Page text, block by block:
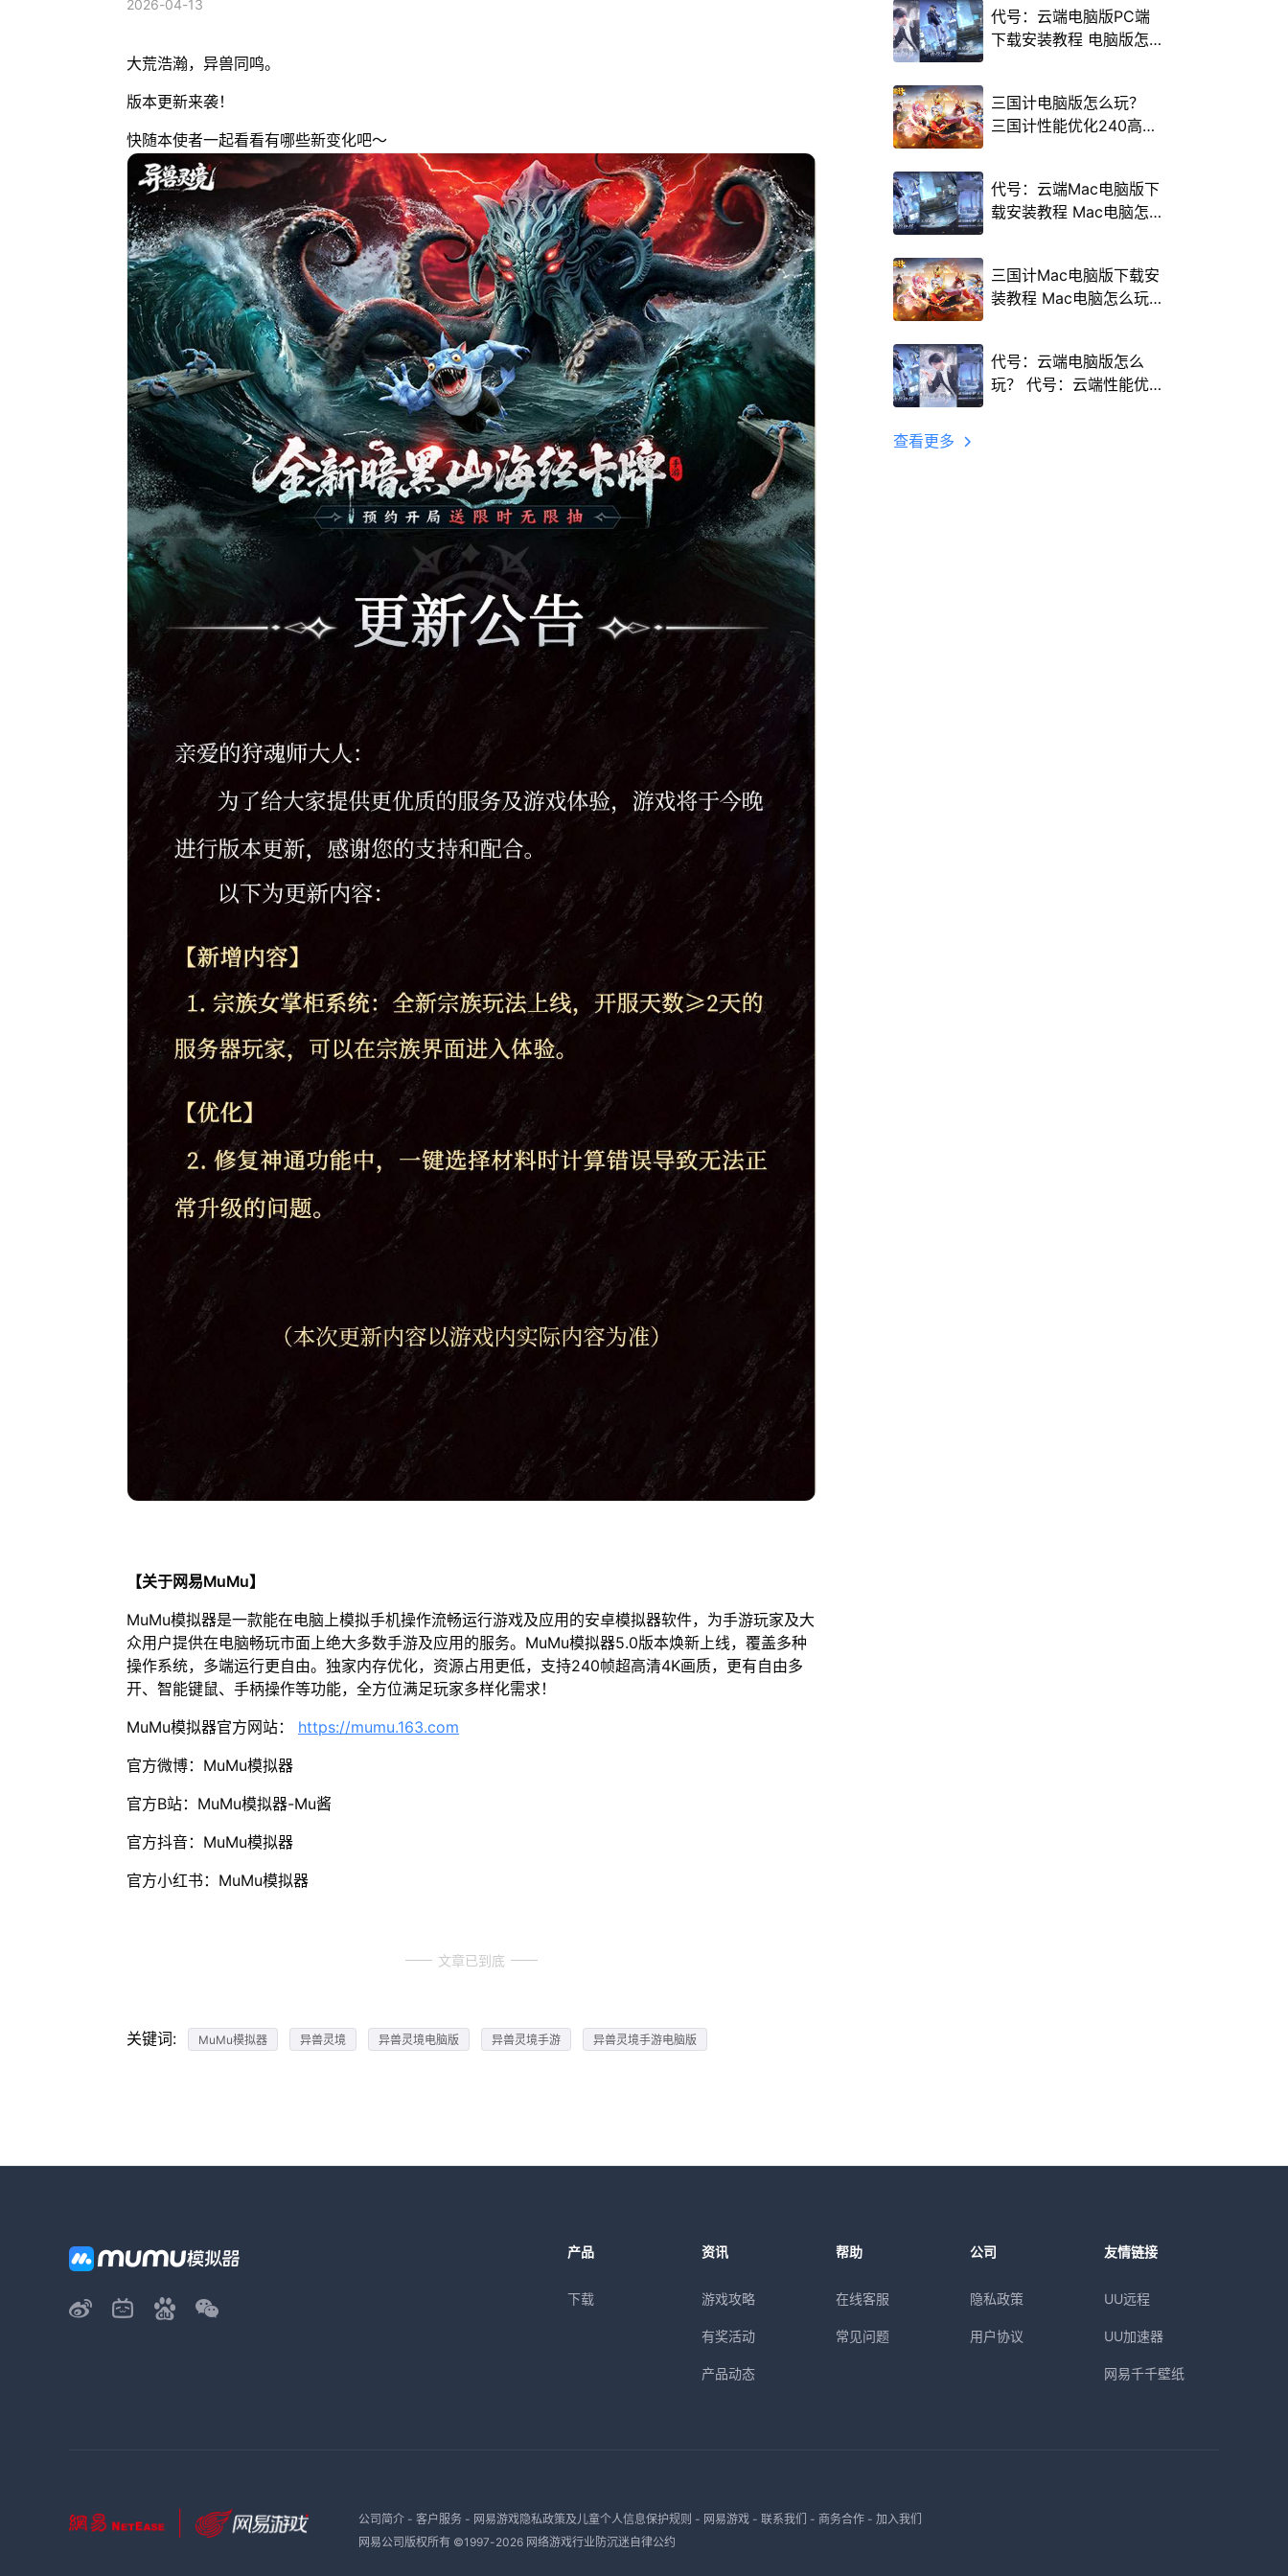
2026-04-13
大荒浩瀚，异兽同鸣。
版本更新来袭！
快随本使者一起看看有哪些新变化吧～
【关于网易MuMu】
MuMu模拟器是一款能在电脑上模拟手机操作流畅运行游戏及应用的安卓模拟器软件，为手游玩家及大
众用户提供在电脑畅玩市面上绝大多数手游及应用的服务。MuMu模拟器5.0版本焕新上线，覆盖多种
操作系统，多端运行更自由。独家内存优化，资源占用更低，支持240帧超高清4K画质，更有自由多
开、智能键鼠、手柄操作等功能，全方位满足玩家多样化需求！
MuMu模拟器官方网站： https://mumu.163.com
官方微博：MuMu模拟器
官方B站：MuMu模拟器-Mu酱
官方抖音：MuMu模拟器
官方小红书：MuMu模拟器
文章已到底
关键词: MuMu模拟器 异兽灵境 异兽灵境电脑版 异兽灵境手游 异兽灵境手游电脑版
代号：云端电脑版PC端
下载安装教程 电脑版怎
三国计电脑版怎么玩？
三国计性能优化240高帧
代号：云端Mac电脑版下
载安装教程 Mac电脑怎
三国计Mac电脑版下载安
装教程 Mac电脑怎么玩
代号：云端电脑版怎么
玩？ 代号：云端性能优
查看更多
产品
下载
资讯
游戏攻略
有奖活动
产品动态
帮助
在线客服
常见问题
公司
隐私政策
用户协议
友情链接
UU远程
UU加速器
网易千千壁纸
公司简介- 客户服务- 网易游戏隐私政策及儿童个人信息保护规则 - 网易游戏- 联系我们 - 商务合作- 加入我们
网易公司版权所有 ©1997-2026 网络游戏行业防沉迷自律公约